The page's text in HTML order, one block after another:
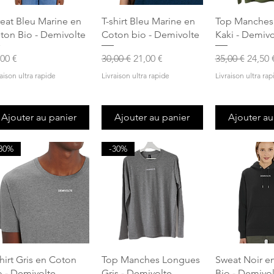
Aperçu rapide
Bleu Marine en
Bio - Demivolte
€
ultra rapide
Ajouter au panier
Aperçu rapide
T-shirt Bleu Marine en
Coton bio - Demivolte
Prix original
30,00 € Prix promotionnel
21,00 €
Livraison ultra rapide
Ajouter au panier
Aperçu
Top
Kaki -
Prix original
35,00 € Prix
24,50
Livraison ultra
Ajouter
Aperçu rapide
Gris en Coton
Aperçu rapide
-30%
Top Manches Longues
Aperçu
Sweat Noir